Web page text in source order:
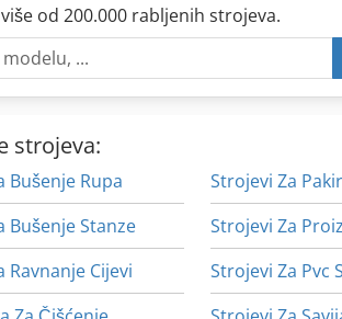
od 200.000 rabljenih strojeva.
strojeva:
Bušenje Rupa
Bušenje Stanze
Ravnanje Cijevi
Strojevi Za
Strojevi Za
Strojevi Za Pvc